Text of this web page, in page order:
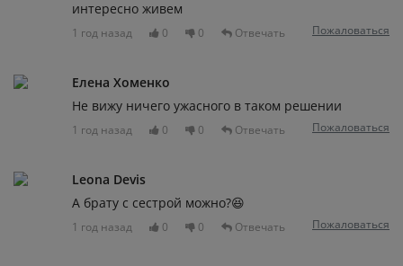
интересно живем
1 год назад 0 0 Отвечать Пожаловаться
Елена Хоменко
Не вижу ничего ужасного в таком решении
1 год назад 0 0 Отвечать Пожаловаться
Leona Devis
А брату с сестрой можно?😆
1 год назад 0 0 Отвечать Пожаловаться